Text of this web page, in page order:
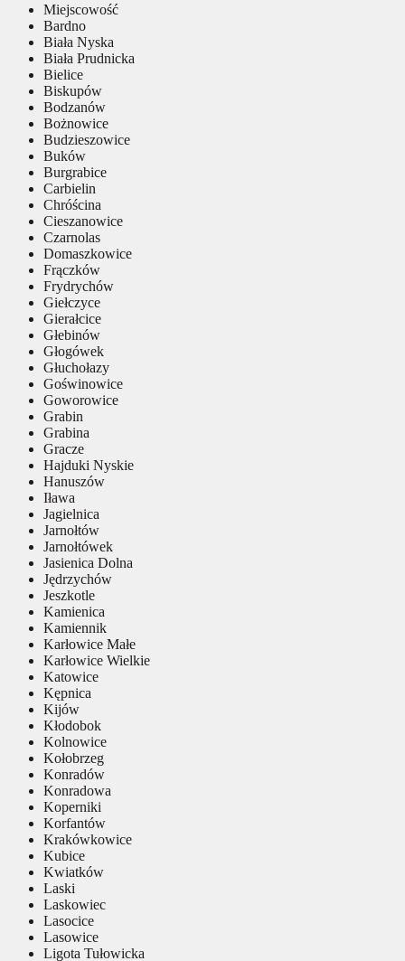
Miejscowość
Bardno
Biała Nyska
Biała Prudnicka
Bielice
Biskupów
Bodzanów
Bożnowice
Budzieszowice
Buków
Burgrabice
Carbielin
Chróścina
Cieszanowice
Czarnolas
Domaszkowice
Frączków
Frydrychów
Giełczyce
Gierałcice
Głebinów
Głogówek
Głuchołazy
Goświnowice
Goworowice
Grabin
Grabina
Gracze
Hajduki Nyskie
Hanuszów
Iława
Jagielnica
Jarnołtów
Jarnołtówek
Jasienica Dolna
Jędrzychów
Jeszkotle
Kamienica
Kamiennik
Karłowice Małe
Karłowice Wielkie
Katowice
Kępnica
Kijów
Kłodobok
Kolnowice
Kołobrzeg
Konradów
Konradowa
Koperniki
Korfantów
Krakówkowice
Kubice
Kwiatków
Laski
Laskowiec
Lasocice
Lasowice
Ligota Tułowicka